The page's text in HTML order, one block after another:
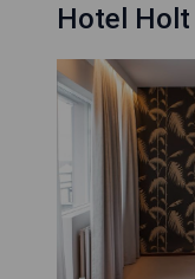
Hotel